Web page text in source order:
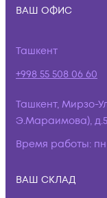
ВАШ ОФИС
Ташкент
+998 55 508 06 60
Ташкент, Мирзо-
Э.Мараимова),
Время работы:
ВАШ СКЛАД